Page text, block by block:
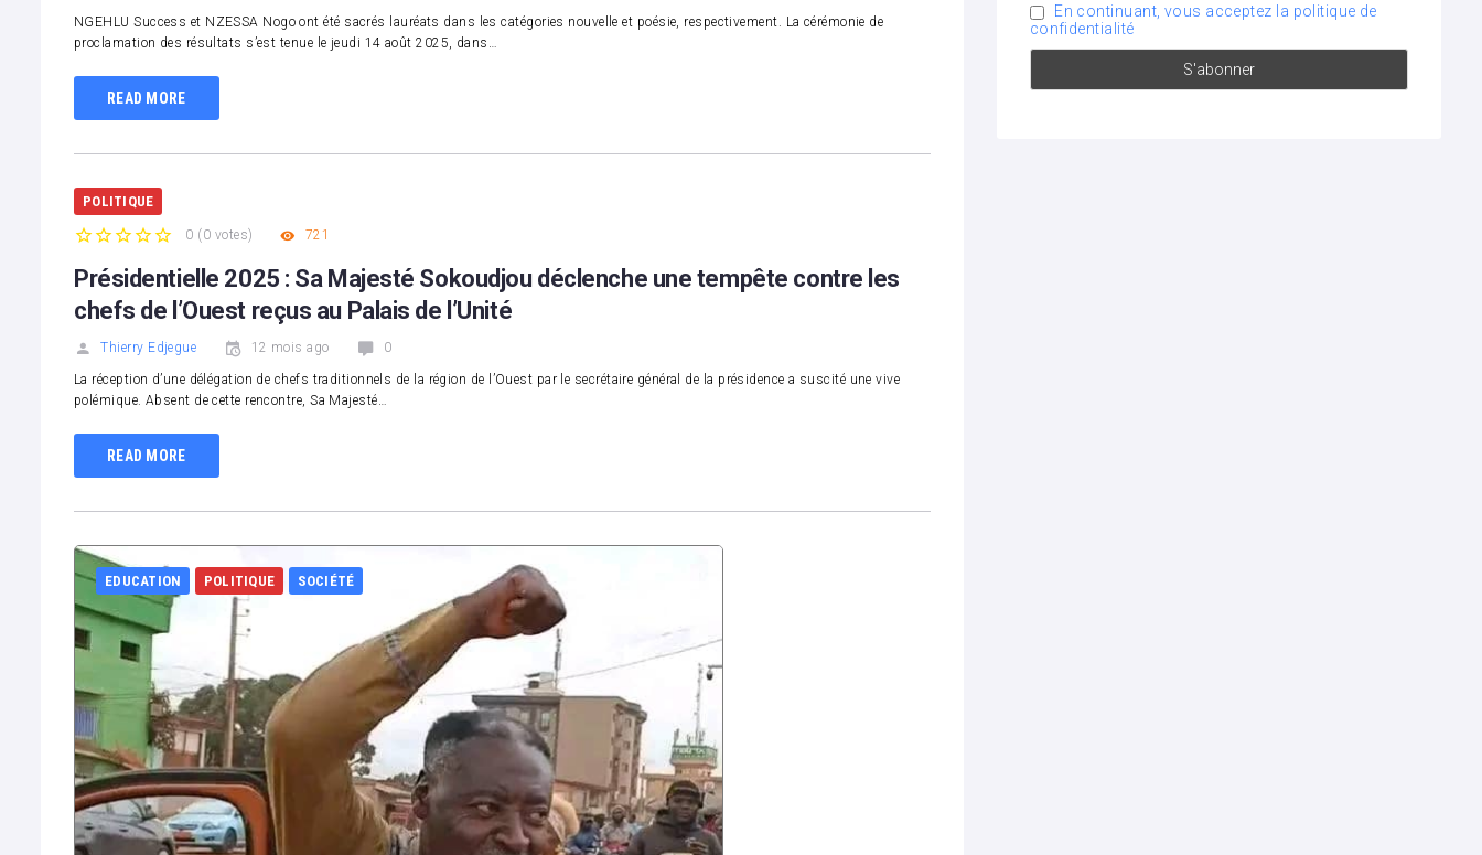
NGEHLU Success et NZESSA Nogo ont été sacrés lauréats dans les catégories nouvelle et poésie, respectivement. La cérémonie de
proclamation des résultats s’est tenue le jeudi 14 août 2025, dans…
READ MORE
POLITIQUE
0 ( 0 votes) 721
Présidentielle 2025 : Sa Majesté Sokoudjou déclenche une tempête contre les
chefs de l’Ouest reçus au Palais de l’Unité
Thierry Edjegue 12 mois ago 0
La réception d’une délégation de chefs traditionnels de la région de l’Ouest par le secrétaire général de la présidence a suscité une vive
polémique. Absent de cette rencontre, Sa Majesté…
READ MORE
EDUCATION POLITIQUE SOCIÉTÉ
En continuant, vous acceptez la politique de
confidentialité